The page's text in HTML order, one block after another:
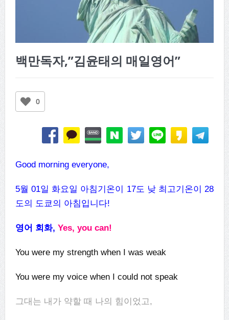
백만독자,”김윤태의 매일영어”
0
Good morning everyone,
5월 01일 화요일 아침기온이 17도 낮 최고기온이 28
도의 도쿄의 아침입니다!
영어 회화, Yes, you can!
You were my strength when I was weak
You were my voice when I could not speak
그대는 내가 약할 때 나의 힘이었고,